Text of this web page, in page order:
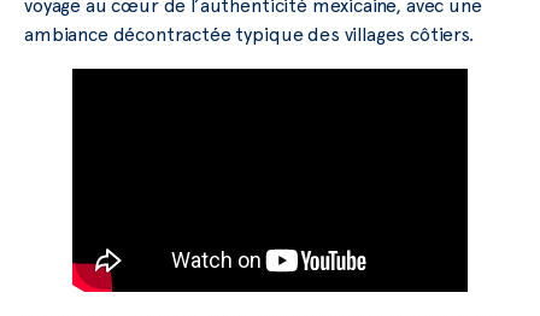
voyage au cœur de l’authenticité mexicaine, avec une
ambiance décontractée typique des villages côtiers.